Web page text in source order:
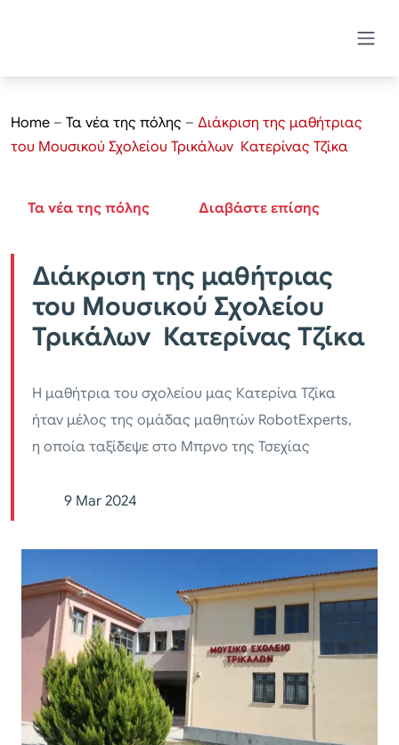
Home – Τα νέα της πόλης – Διάκριση της μαθήτριας
του Μουσικού Σχολείου Τρικάλων Κατερίνας Τζίκα
Τα νέα της πόλης Διαβάστε επίσης
Διάκριση της μαθήτριας
του Μουσικού Σχολείου
Τρικάλων Κατερίνας Τζίκα
Η μαθήτρια του σχολείου μας Κατερίνα Τζίκα
ήταν μέλος της ομάδας μαθητών RobotExperts,
η οποία ταξίδεψε στο Μπρνο της Τσεχίας
9 Mar 2024